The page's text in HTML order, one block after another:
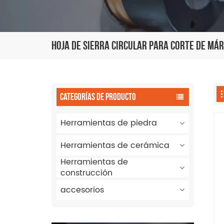
Hoja De Sierra Circular Para Corte De
CATEGORÍAS DE PRODUCTO
Herramientas de piedra
Herramientas de cerámica
Herramientas de
construcción
accesorios